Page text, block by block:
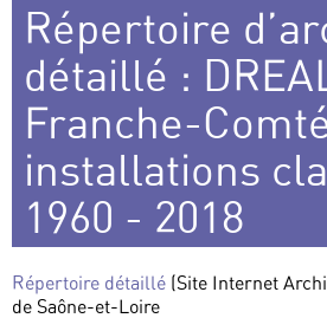
Répertoire
détaillé :
Franche-
installations
1960 - 2018
Répertoire détaillé (Site Internet
de Saône-et-Loire